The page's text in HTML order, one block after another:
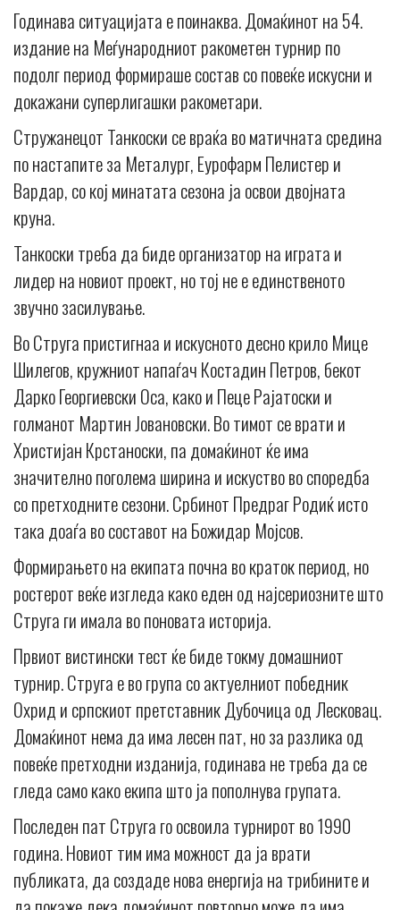
Годинава ситуацијата е поинаква. Домаќинот на 54.
издание на Меѓународниот ракометен турнир по
подолг период формираше состав со повеќе искусни и
докажани суперлигашки ракометари.
Стружанецот Танкоски се враќа во матичната средина
по настапите за Металург, Еурофарм Пелистер и
Вардар, со кој минатата сезона ја освои двојната
круна.
Танкоски треба да биде организатор на играта и
лидер на новиот проект, но тој не е единственото
звучно засилување.
Во Струга пристигнаа и искусното десно крило Мице
Шилегов, кружниот напаѓач Костадин Петров, бекот
Дарко Георгиевски Оса, како и Пеце Рајатоски и
голманот Мартин Јовановски. Во тимот се врати и
Христијан Крстаноски, па домаќинот ќе има
значително поголема ширина и искуство во споредба
со претходните сезони. Србинот Предраг Родиќ исто
така доаѓа во составот на Божидар Мојсов.
Формирањето на екипата почна во краток период, но
ростерот веќе изгледа како еден од најсериозните што
Струга ги имала во поновата историја.
Првиот вистински тест ќе биде токму домашниот
турнир. Струга е во група со актуелниот победник
Охрид и српскиот претставник Дубочица од Лесковац.
Домаќинот нема да има лесен пат, но за разлика од
повеќе претходни изданија, годинава не треба да се
гледа само како екипа што ја пополнува групата.
Последен пат Струга го освоила турнирот во 1990
година. Новиот тим има можност да ја врати
публиката, да создаде нова енергија на трибините и